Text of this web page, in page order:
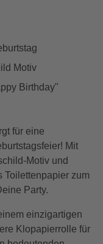
Motiv
Birthday"
für eine
Mit
Motiv und
Toilettenpapier zum
Party.
einzigartigen
Klopapierrolle für